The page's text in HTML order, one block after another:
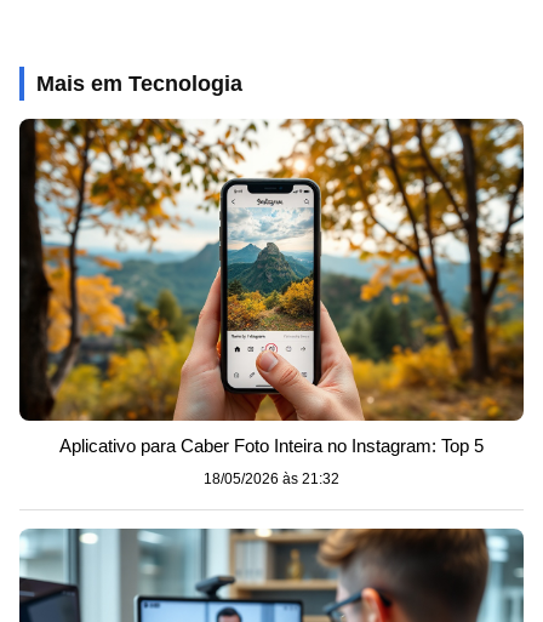
Mais em Tecnologia
Aplicativo para Caber Foto Inteira no Instagram: Top 5
18/05/2026 às 21:32